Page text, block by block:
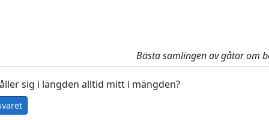
Bästa samlingen av gåtor om
sig i längden alltid mitt i mängden?